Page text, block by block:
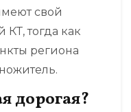
свой
тогда как
региона
дорогая?